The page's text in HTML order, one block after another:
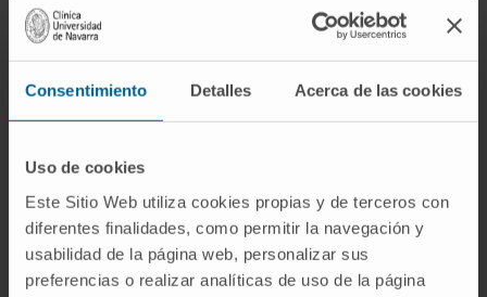
Consentimiento Detalles Acerca de las cookies
Uso de cookies
Este Sitio Web utiliza cookies propias y de terceros con
diferentes finalidades, como permitir la navegación y
usabilidad de la página web, personalizar sus
preferencias o realizar analíticas de uso de la página
mantener la homeotermia en quirófano.
Cuándo acudir al médico
Es crucial buscar atención médica si se
con alteraciones en la homeotermia:
Escalofríos persistentes, somnolencia
extrema o confusión mental tras exposición
al frío.